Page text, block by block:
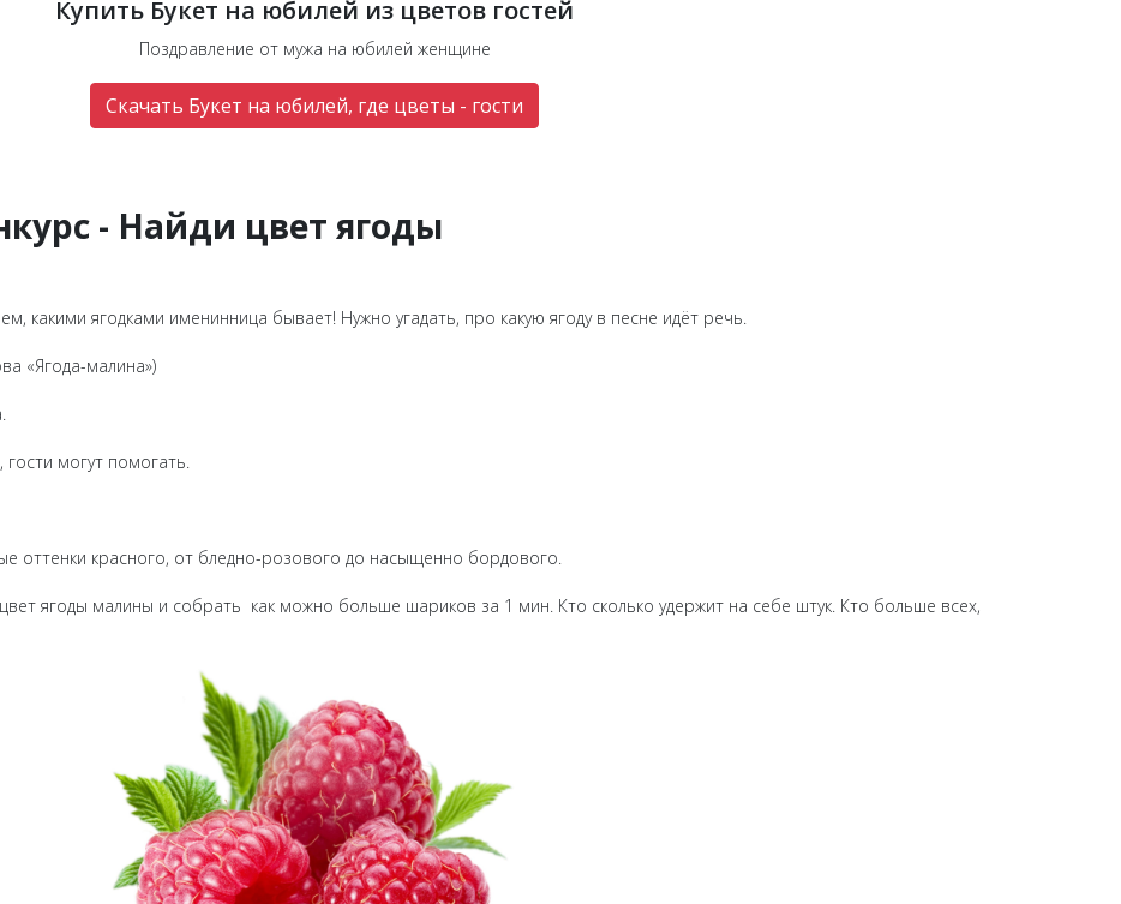
Купить Букет на юбилей из цветов гостей
Поздравление от мужа на юбилей женщине
Скачать Букет на юбилей, где цветы - гости
- Найди цвет ягоды
какими ягодками именинница бывает! Нужно угадать, про какую ягоду в песне идёт речь.
«Ягода-малина»)
могут помогать.
оттенки красного, от бледно-розового до насыщенно бордового.
ягоды малины и собрать как можно больше шариков за 1 мин. Кто сколько удержит на себе штук. Кто больше всех,